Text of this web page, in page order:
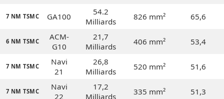
7 NM TSMC GA100
54.2
Milliards
826 mm² 65,6
6 NM TSMC
ACM-
G10
21,7
Milliards
406 mm² 53,4
7 NM TSMC
Navi
21
26,8
Milliards
520 mm² 51,6
7 NM TSMC
Navi
22
17,2
Milliards
335 mm² 51,3